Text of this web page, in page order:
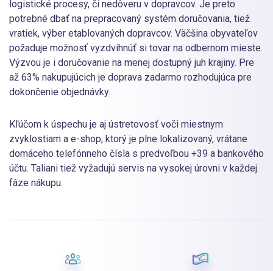
logistické procesy, či nedôveru v dopravcov. Je preto
potrebné dbať na prepracovaný systém doručovania, tiež
vratiek, výber etablovaných dopravcov. Väčšina obyvateľov
požaduje možnosť vyzdvihnúť si tovar na odbernom mieste.
Výzvou je i doručovanie na menej dostupný juh krajiny. Pre
až 63% nakupujúcich je doprava zadarmo rozhodujúca pre
dokončenie objednávky.
Kľúčom k úspechu je aj ústretovosť voči miestnym
zvyklostiam a e-shop, ktorý je plne lokalizovaný, vrátane
domáceho telefónneho čísla s predvoľbou +39 a bankového
účtu. Taliani tiež vyžadujú servis na vysokej úrovni v každej
fáze nákupu.